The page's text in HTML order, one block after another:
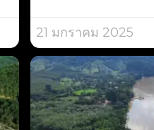
21 มกราคม 2025